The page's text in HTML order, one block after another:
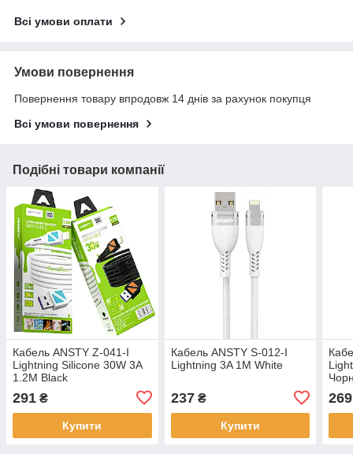
Всі умови оплати
Умови повернення
Повернення товару впродовж 14 днів за рахунок покупця
Всі умови повернення
Подібні товари компанії
Кабель ANSTY Z-041-I
Lightning Silicone 30W 3A
1.2M Black
291 ₴
Купити
Кабель ANSTY S-012-I
Lightning 3A 1M White
237₴
Купити
269